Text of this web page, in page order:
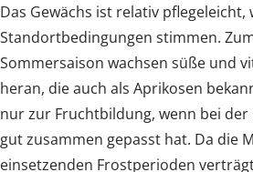
Das Gewächs ist relativ pflegeleicht,
Standortbedingungen stimmen.
Sommersaison wachsen süße und
heran, die auch als Aprikosen
nur zur Fruchtbildung, wenn bei der
gut zusammen gepasst hat. Da die
einsetzenden Frostperioden